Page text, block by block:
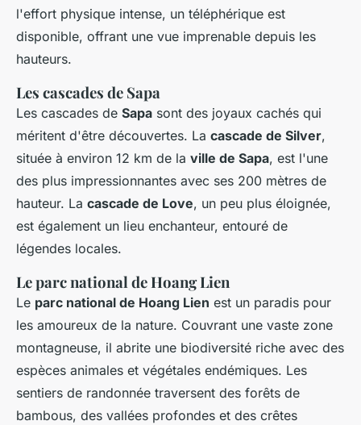
l'effort physique intense, un téléphérique est
disponible, offrant une vue imprenable depuis les
hauteurs.
Les cascades de Sapa
Les cascades de Sapa sont des joyaux cachés qui
méritent d'être découvertes. La cascade de Silver,
située à environ 12 km de la ville de Sapa, est l'une
des plus impressionnantes avec ses 200 mètres de
hauteur. La cascade de Love, un peu plus éloignée,
est également un lieu enchanteur, entouré de
légendes locales.
Le parc national de Hoang Lien
Le parc national de Hoang Lien est un paradis pour
les amoureux de la nature. Couvrant une vaste zone
montagneuse, il abrite une biodiversité riche avec des
espèces animales et végétales endémiques. Les
sentiers de randonnée traversent des forêts de
bambous, des vallées profondes et des crêtes